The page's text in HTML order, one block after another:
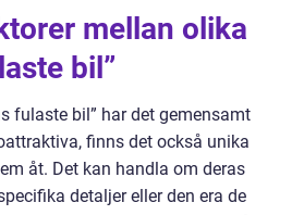
mellan olika
bil”
fulaste bil” har det gemensamt
finns det också unika
åt. Det kan handla om deras
detaljer eller den era de